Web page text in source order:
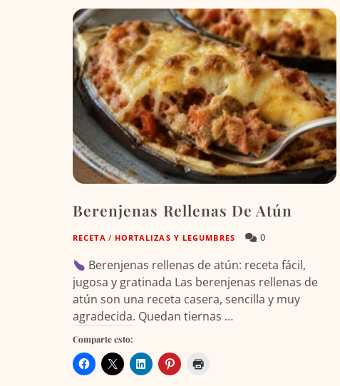
Berenjenas Rellenas De Atún
RECETA / HORTALIZAS Y LEGUMBRES 0
Berenjenas rellenas de atún: receta fácil,
jugosa y gratinada Las berenjenas rellenas de
atún son una receta casera, sencilla y muy
agradecida. Quedan tiernas …
Comparte esto: